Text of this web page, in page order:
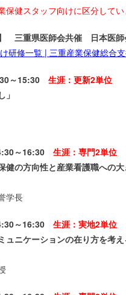
保健スタッフ向けに区分して
三重県医師会共催 日本医師
研修一覧 | 三重産業保健総合
～15:30 生涯：更新2単位
」
～16:30 生涯：専門2単位
保健の方向性と産業看護職へ
学長
～16:30 生涯：実地2単位
ュニケーションの在り方を考